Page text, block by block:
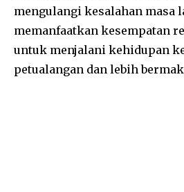
mengulangi kesalahan masa
memanfaatkan kesempatan
untuk menjalani kehidupan
petualangan dan lebih